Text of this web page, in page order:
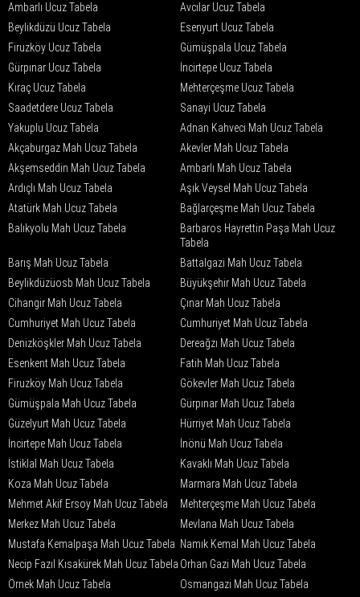
Ambarlı Ucuz Tabela
Avcılar Ucuz Tabela
Beylikdüzü Ucuz Tabela
Esenyurt Ucuz Tabela
Firuzköy Ucuz Tabela
Gümüşpala Ucuz Tabela
Gürpınar Ucuz Tabela
İncirtepe Ucuz Tabela
Kıraç Ucuz Tabela
Mehterçeşme Ucuz Tabela
Saadetdere Ucuz Tabela
Sanayi Ucuz Tabela
Yakuplu Ucuz Tabela
Adnan Kahveci Mah Ucuz Tabela
Akçaburgaz Mah Ucuz Tabela
Akevler Mah Ucuz Tabela
Akşemseddin Mah Ucuz Tabela
Ambarlı Mah Ucuz Tabela
Ardıçlı Mah Ucuz Tabela
Aşık Veysel Mah Ucuz Tabela
Atatürk Mah Ucuz Tabela
Bağlarçeşme Mah Ucuz Tabela
Balıkyolu Mah Ucuz Tabela
Barbaros Hayrettin Paşa Mah Ucuz
Tabela
Barış Mah Ucuz Tabela
Battalgazi Mah Ucuz Tabela
Beylikdüzüosb Mah Ucuz Tabela
Büyükşehir Mah Ucuz Tabela
Cihangir Mah Ucuz Tabela
Çınar Mah Ucuz Tabela
Cumhuriyet Mah Ucuz Tabela
Cumhuriyet Mah Ucuz Tabela
Denizköşkler Mah Ucuz Tabela
Dereağzı Mah Ucuz Tabela
Esenkent Mah Ucuz Tabela
Fatih Mah Ucuz Tabela
Firuzköy Mah Ucuz Tabela
Gökevler Mah Ucuz Tabela
Gümüşpala Mah Ucuz Tabela
Gürpınar Mah Ucuz Tabela
Güzelyurt Mah Ucuz Tabela
Hürriyet Mah Ucuz Tabela
İncirtepe Mah Ucuz Tabela
İnönü Mah Ucuz Tabela
İstiklal Mah Ucuz Tabela
Kavaklı Mah Ucuz Tabela
Koza Mah Ucuz Tabela
Marmara Mah Ucuz Tabela
Mehmet Akif Ersoy Mah Ucuz Tabela
Mehterçeşme Mah Ucuz Tabela
Merkez Mah Ucuz Tabela
Mevlana Mah Ucuz Tabela
Mustafa Kemalpaşa Mah Ucuz Tabela Namık Kemal Mah Ucuz Tabela
Necip Fazıl Kısakürek Mah Ucuz Tabela Orhan Gazi Mah Ucuz Tabela
Örnek Mah Ucuz Tabela
Osmangazi Mah Ucuz Tabela